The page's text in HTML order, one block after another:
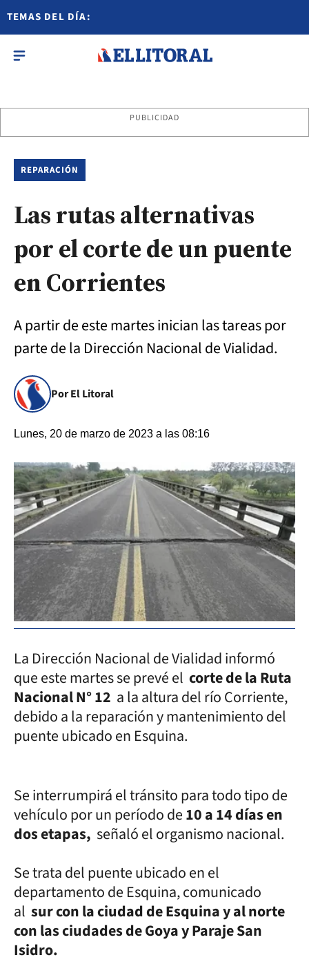
TEMAS DEL DÍA:
PUBLICIDAD
REPARACIÓN
Las rutas alternativas
por el corte de un puente
en Corrientes
A partir de este martes inician las tareas por
parte de la Dirección Nacional de Vialidad.
Por El Litoral
Lunes, 20 de marzo de 2023 a las 08:16
La Dirección Nacional de Vialidad informó
que este martes se prevé el corte de la Ruta
Nacional N° 12 a la altura del río Corriente,
debido a la reparación y mantenimiento del
puente ubicado en Esquina.
Se interrumpirá el tránsito para todo tipo de
vehículo por un período de10 a 14 días en
dos etapas, señaló el organismo nacional.
Se trata del puente ubicado en el
departamento de Esquina, comunicado
al sur con la ciudad de Esquina y al norte
con las ciudades de Goya y Paraje San
Isidro.